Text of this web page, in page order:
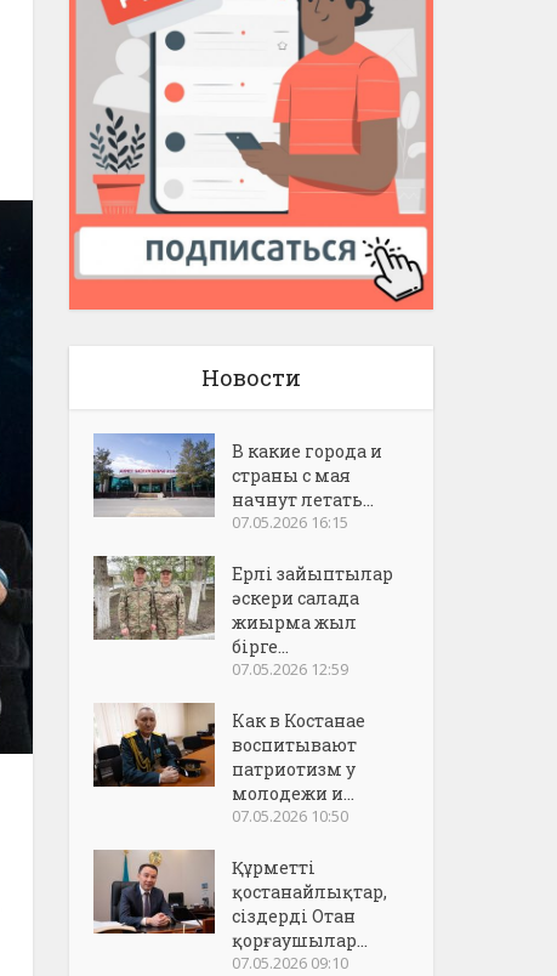
Новости
В какие города и
страны с мая
начнут летать...
07.05.2026 16:15
Ерлі зайыптылар
әскери салада
жиырма жыл
бірге...
07.05.2026 12:59
Как в Костанае
воспитывают
патриотизм у
молодежи и...
07.05.2026 10:50
Құрметті
қостанайлықтар,
сіздерді Отан
қорғаушылар...
07.05.2026 09:10